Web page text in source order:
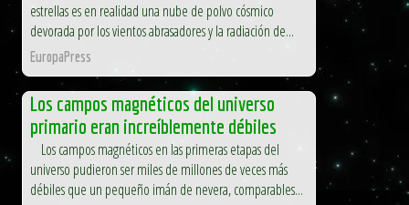
estrellas es en realidad una nube de polvo cósmico
devorada por los vientos abrasadores y la radiación de...
EuropaPress
Los campos magnéticos del universo
primario eran increíblemente débiles
Los campos magnéticos en las primeras etapas del
universo pudieron ser miles de millones de veces más
débiles que un pequeño imán de nevera, comparables...